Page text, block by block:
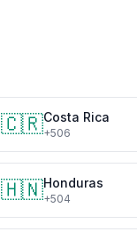
🇨🇷Costa Rica
+506
🇭🇳Honduras
+504